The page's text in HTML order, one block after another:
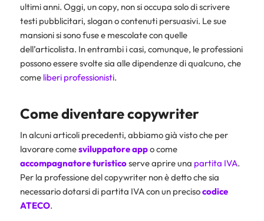
ultimi anni. Oggi, un copy, non si occupa solo di scrivere
testi pubblicitari, slogan o contenuti persuasivi. Le sue
mansioni si sono fuse e mescolate con quelle
dell’articolista. In entrambi i casi, comunque, le professioni
possono essere svolte sia alle dipendenze di qualcuno, che
come liberi professionisti.
Come diventare copywriter
In alcuni articoli precedenti, abbiamo già visto che per
lavorare comesviluppatore appo come
accompagnatore turisticoserve aprire una partita IVA.
Per la professione del copywriter non è detto che sia
necessario dotarsi di partita IVA con un precisocodice
ATECO.